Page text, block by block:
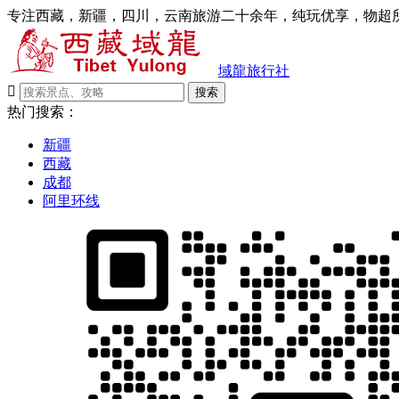
专注西藏，新疆，四川，云南旅游二十余年，纯玩优享，物超
域龍旅行社

搜索
热门搜索：
新疆
西藏
成都
阿里环线